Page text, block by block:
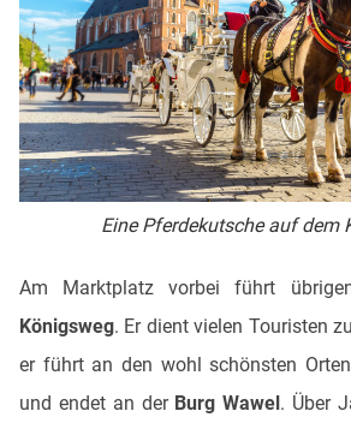
Eine Pferdekutsche auf dem
Am Marktplatz vorbei führt
Königsweg. Er dient vielen Touristen
er führt an den wohl schönsten
und endet an der Burg Wawel . Über